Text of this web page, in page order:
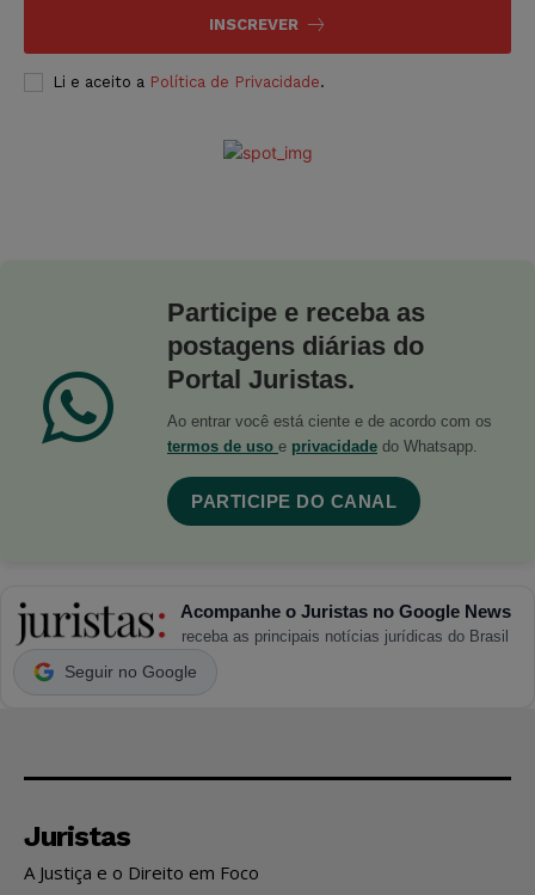
INSCREVER
Li e aceito a Política de Privacidade.
Participe e receba as
postagens diárias do
Portal Juristas.
Ao entrar você está ciente e de acordo com os
termos de uso e privacidade do Whatsapp.
PARTICIPE DO CANAL
Acompanhe o Juristas no Google News
receba as principais notícias jurídicas do Brasil
Seguir no Google
Juristas
A Justiça e o Direito em Foco